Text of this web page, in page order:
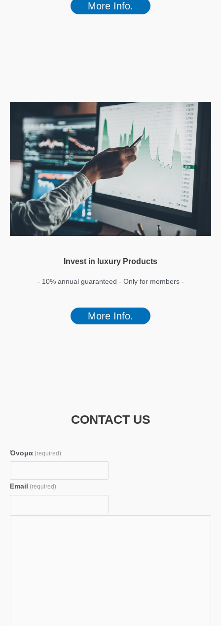
More Info.
Invest in luxury Products
- 10% annual guaranteed - Only for members -
More Info.
CONTACT US
Όνομα (required)
Email (required)